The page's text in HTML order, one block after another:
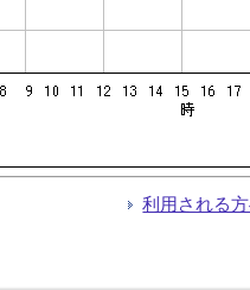
利用される